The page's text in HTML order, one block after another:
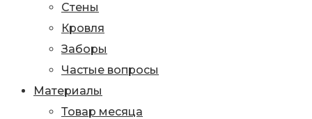
Стены
Кровля
Заборы
Частые вопросы
Материалы
Товар месяца